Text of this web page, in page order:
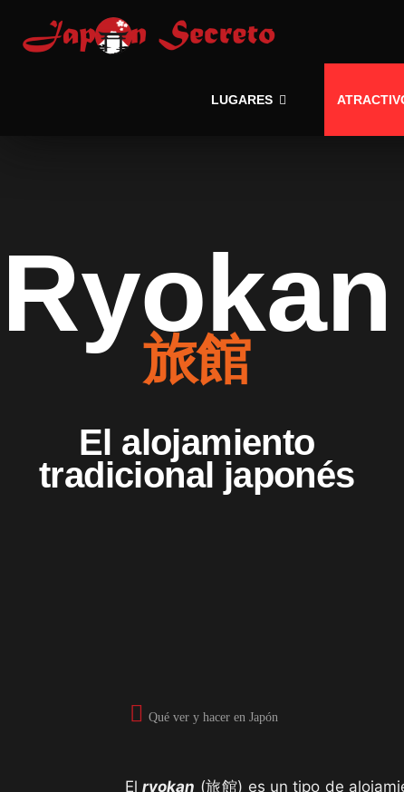
LUGARES
Ryokan
旅館
El alojamiento
tradicional japonés
Qué ver y hacer en Japón
Elryokan (旅館) es un tipo de